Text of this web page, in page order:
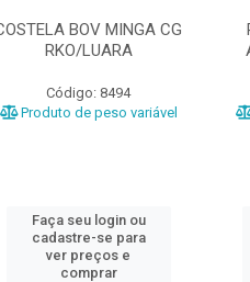
BOV MINGA CG
RKO/LUARA
Código: 8494
Produto de peso variável
Faça seu login ou
cadastre-se para
ver preços e
comprar